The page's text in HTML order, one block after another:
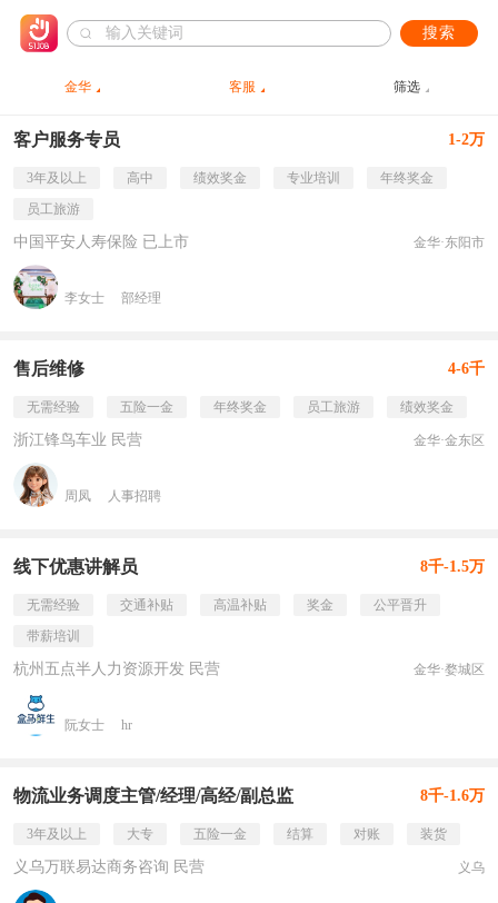
搜索
金华 客服 筛选
客户服务专员 1-2万
3年及以上 高中 绩效奖金 专业培训
年终奖金
员工旅游
中国平安人寿保险 已上市 金华·东阳市
李女士 部经理
售后维修 4-6千
无需经验 五险一金 年终奖金 员工旅游 绩效奖金
浙江锋鸟车业 民营 金华·金东区
周凤 人事招聘
线下优惠讲解员 8千-1.5万
无需经验 交通补贴 高温补贴 奖金
公平晋升
带薪培训
杭州五点半人力资源开发 民营 金华·婺城区
阮女士 hr
物流业务调度主管/经理/高经/副总监 8千-1.6万
3年及以上 大专 五险一金 结算 对账 装货
义乌万联易达商务咨询 民营 义乌